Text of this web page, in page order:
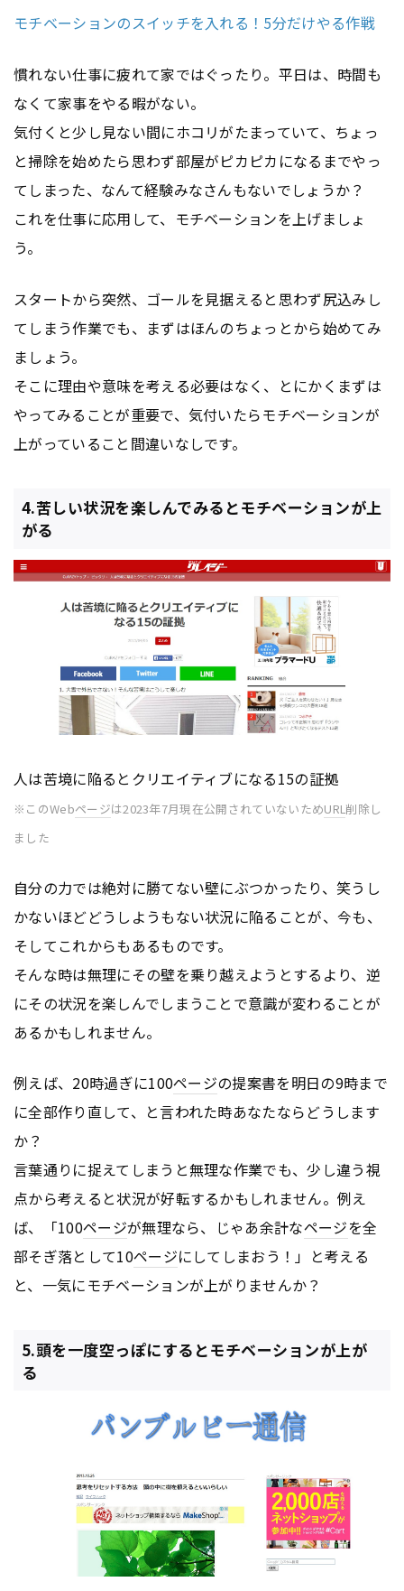
モチベーションのスイッチを入れる！5分だけやる作戦
慣れない仕事に疲れて家ではぐったり。平日は、時間も
なくて家事をやる暇がない。
気付くと少し見ない間にホコリがたまっていて、ちょっ
と掃除を始めたら思わず部屋がピカピカになるまでやっ
てしまった、なんて経験みなさんもないでしょうか？
これを仕事に応用して、モチベーションを上げましょ
う。
スタートから突然、ゴールを見据えると思わず尻込みし
てしまう作業でも、まずはほんのちょっとから始めてみ
ましょう。
そこに理由や意味を考える必要はなく、とにかくまずは
やってみることが重要で、気付いたらモチベーションが
上がっていること間違いなしです。
4.苦しい状況を楽しんでみるとモチベーションが上
がる
人は苦境に陥るとクリエイティブになる15の証拠
※このWebページは2023年7月現在公開されていないためURL 削除し
ました
自分の力では絶対に勝てない壁にぶつかったり、笑うし
かないほどどうしようもない状況に陥ることが、今も、
そしてこれからもあるものです。
そんな時は無理にその壁を乗り越えようとするより、逆
にその状況を楽しんでしまうことで意識が変わることが
あるかもしれません。
例えば、20時過ぎに100ページの提案書を明日の9時まで
に全部作り直して、と言われた時あなたならどうします
か？
言葉通りに捉えてしまうと無理な作業でも、少し違う視
点から考えると状況が好転するかもしれません。例え
ば、「100ページが無理なら、じゃあ余計なページを全
部そぎ落として10ページにしてしまおう！」と考える
と、一気にモチベーションが上がりませんか？
5.頭を一度空っぽにするとモチベーションが上が
る